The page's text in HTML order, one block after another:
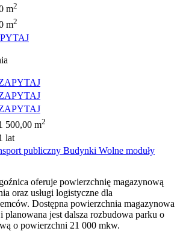
m2
m2
500,00 m2
lat
publiczny Budynki Wolne moduły
oferuje powierzchnię magazynową
oraz usługi logistyczne dla
Dostępna powierzchnia magazynowa
jest dalsza rozbudowa parku o
o powierzchni 21 000 mkw.